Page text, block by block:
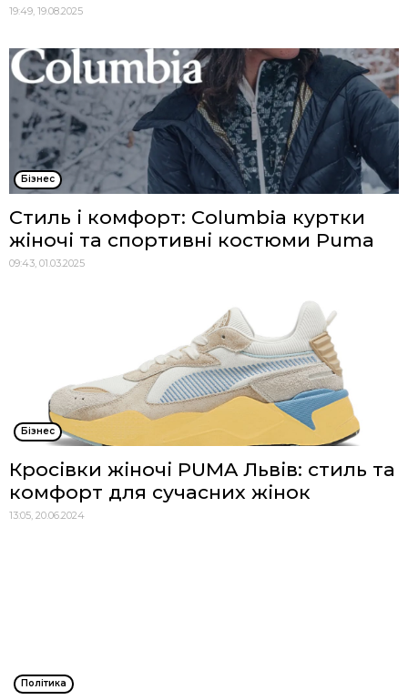
19:49, 19.08.2025
Бізнес
Стиль і комфорт: Columbia куртки
жіночі та спортивні костюми Puma
09:43, 01.03.2025
Бізнес
Кросівки жіночі PUMA Львів: стиль та
комфорт для сучасних жінок
13:05, 20.06.2024
Політика